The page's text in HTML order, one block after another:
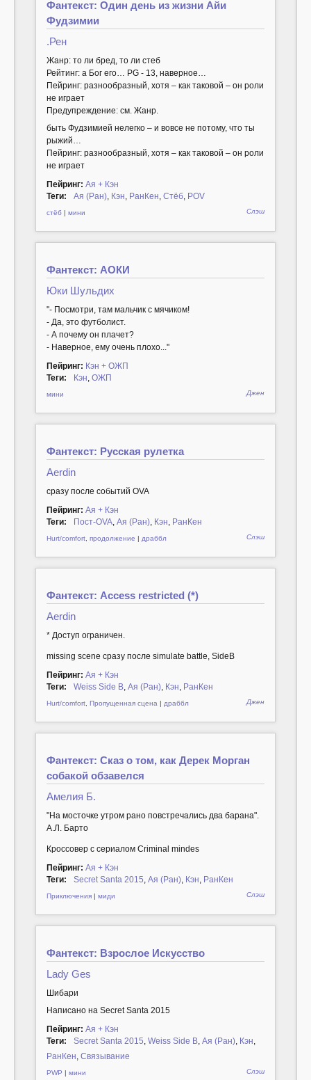
Фантекст: Один день из жизни Айи
Фудзимии
.Рен
Жанр: то ли бред, то ли стеб
Рейтинг: а Бог его… PG - 13, наверное…
Пейринг: разнообразный, хотя – как таковой – он роли
не играет
Предупреждение: см. Жанр.
быть Фудзимией нелегко – и вовсе не потому, что ты
рыжий…
Пейринг: разнообразный, хотя – как таковой – он роли
не играет
Пейринг: Ая + Кэн
Теги:
Ая (Ран), Кэн, РанКен, Стёб, POV
стёб | мини Слэш
Фантекст: АОКИ
Юки Шульдих
"- Посмотри, там мальчик с мячиком!
- Да, это футболист.
- А почему он плачет?
- Наверное, ему очень плохо..."
Пейринг: Кэн + ОЖП
Теги:
Кэн, ОЖП
мини Джен
Фантекст: Русская рулетка
Aerdin
сразу после событий OVA
Пейринг: Ая + Кэн
Теги:
Пост-OVA, Ая (Ран), Кэн, РанКен
Hurt/comfort продолжение | драббл Слэш
Фантекст: Access restricted (*)
Aerdin
* Доступ ограничен.
missing scene сразу после simulate battle, SideB
Пейринг: Ая + Кэн
Теги:
Weiss Side B, Ая (Ран), Кэн, РанКен
Hurt/comfort Пропущенная сцена | драббл Джен
Фантекст: Сказ о том, как Дерек Морган
собакой обзавелся
Амелия Б.
"На мосточке утром рано повстречались два барана".
А.Л. Барто
Кроссовер с сериалом Criminal mindes
Пейринг: Ая + Кэн
Теги:
Secret Santa 2015, Ая (Ран), Кэн, РанКен
Приключения | миди Слэш
Фантекст: Взрослое Искусство
Lady Ges
Шибари
Написано на Secret Santa 2015
Пейринг: Ая + Кэн
Теги:
Secret Santa 2015, Weiss Side B, Ая (Ран), Кэн,
РанКен, Связывание
PWP | мини Слэш